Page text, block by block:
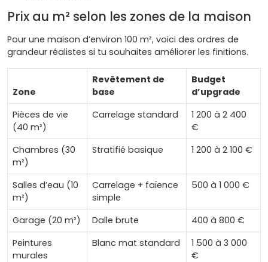
Prix au m² selon les zones de la maison
Pour une maison d’environ 100 m², voici des ordres de
grandeur réalistes si tu souhaites améliorer les finitions.
Zone
Revêtement de
base
Budget
d’upgrade
Pièces de vie
(40 m²)
Carrelage standard
1 200 à 2 400
€
Chambres (30
m²)
Stratifié basique 1 200 à 2 100 €
Salles d’eau (10
m²)
Carrelage + faïence
simple
500 à 1 000 €
Garage (20 m²) Dalle brute
400 à 800 €
Peintures
murales
Blanc mat standard
1 500 à 3 000
€